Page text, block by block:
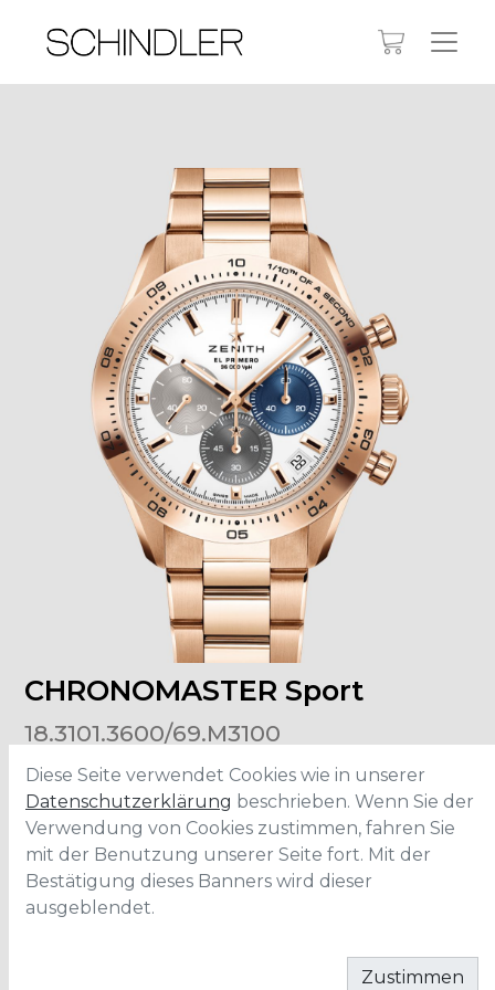
CHRONOMASTER Sport
18.3101.3600/69.M3100
Grösse:
41mm
Roségold
Wasserdichtigkeit: 10 ATM
IN DEN WARENKORB
Diese Seite verwendet Cookies wie in unserer
Datenschutzerklärung beschrieben. Wenn Sie der
Verwendung von Cookies zustimmen, fahren Sie
mit der Benutzung unserer Seite fort. Mit der
Bestätigung dieses Banners wird dieser
ausgeblendet.
Zustimmen